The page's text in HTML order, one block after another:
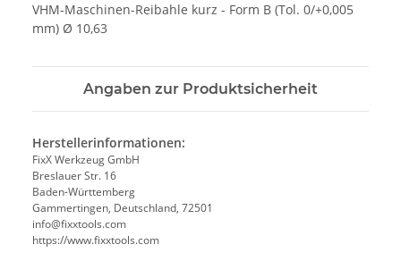
VHM-Maschinen-Reibahle kurz - Form B (Tol. 0/+0,005
mm) Ø 10,63
Angaben zur Produktsicherheit
Herstellerinformationen:
FixX Werkzeug GmbH
Breslauer Str. 16
Baden-Württemberg
Gammertingen, Deutschland, 72501
info@fixxtools.com
https://www.fixxtools.com